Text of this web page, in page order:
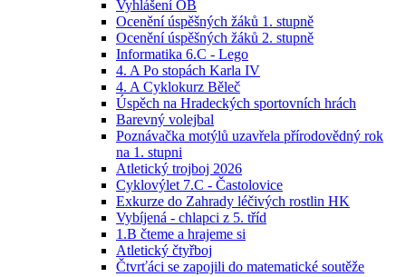
Vyhlášení OB
Ocenění úspěšných žáků 1. stupně
Ocenění úspěšných žáků 2. stupně
Informatika 6.C - Lego
4. A Po stopách Karla IV
4. A Cyklokurz Běleč
Úspěch na Hradeckých sportovních hrách
Barevný volejbal
Poznávačka motýlů uzavřela přírodovědný rok
na 1. stupni
Atletický trojboj 2026
Cyklovýlet 7.C - Častolovice
Exkurze do Zahrady léčivých rostlin HK
Vybíjená - chlapci z 5. tříd
1.B čteme a hrajeme si
Atletický čtyřboj
Čtvrťáci se zapojili do matematické soutěže